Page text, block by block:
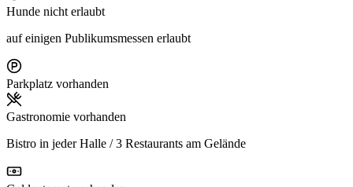
Hunde nicht erlaubt
auf einigen Publikumsmessen erlaubt
Parkplatz vorhanden
Gastronomie vorhanden
Bistro in jeder Halle / 3 Restaurants am Gelände